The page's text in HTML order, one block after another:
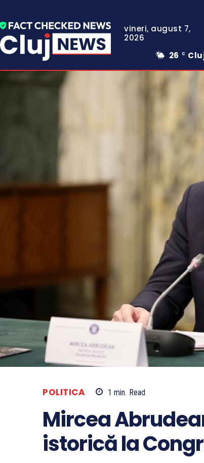
vineri, august 7,
2026
26
C
POLITICA 1 min. Read
Mircea
istorică la